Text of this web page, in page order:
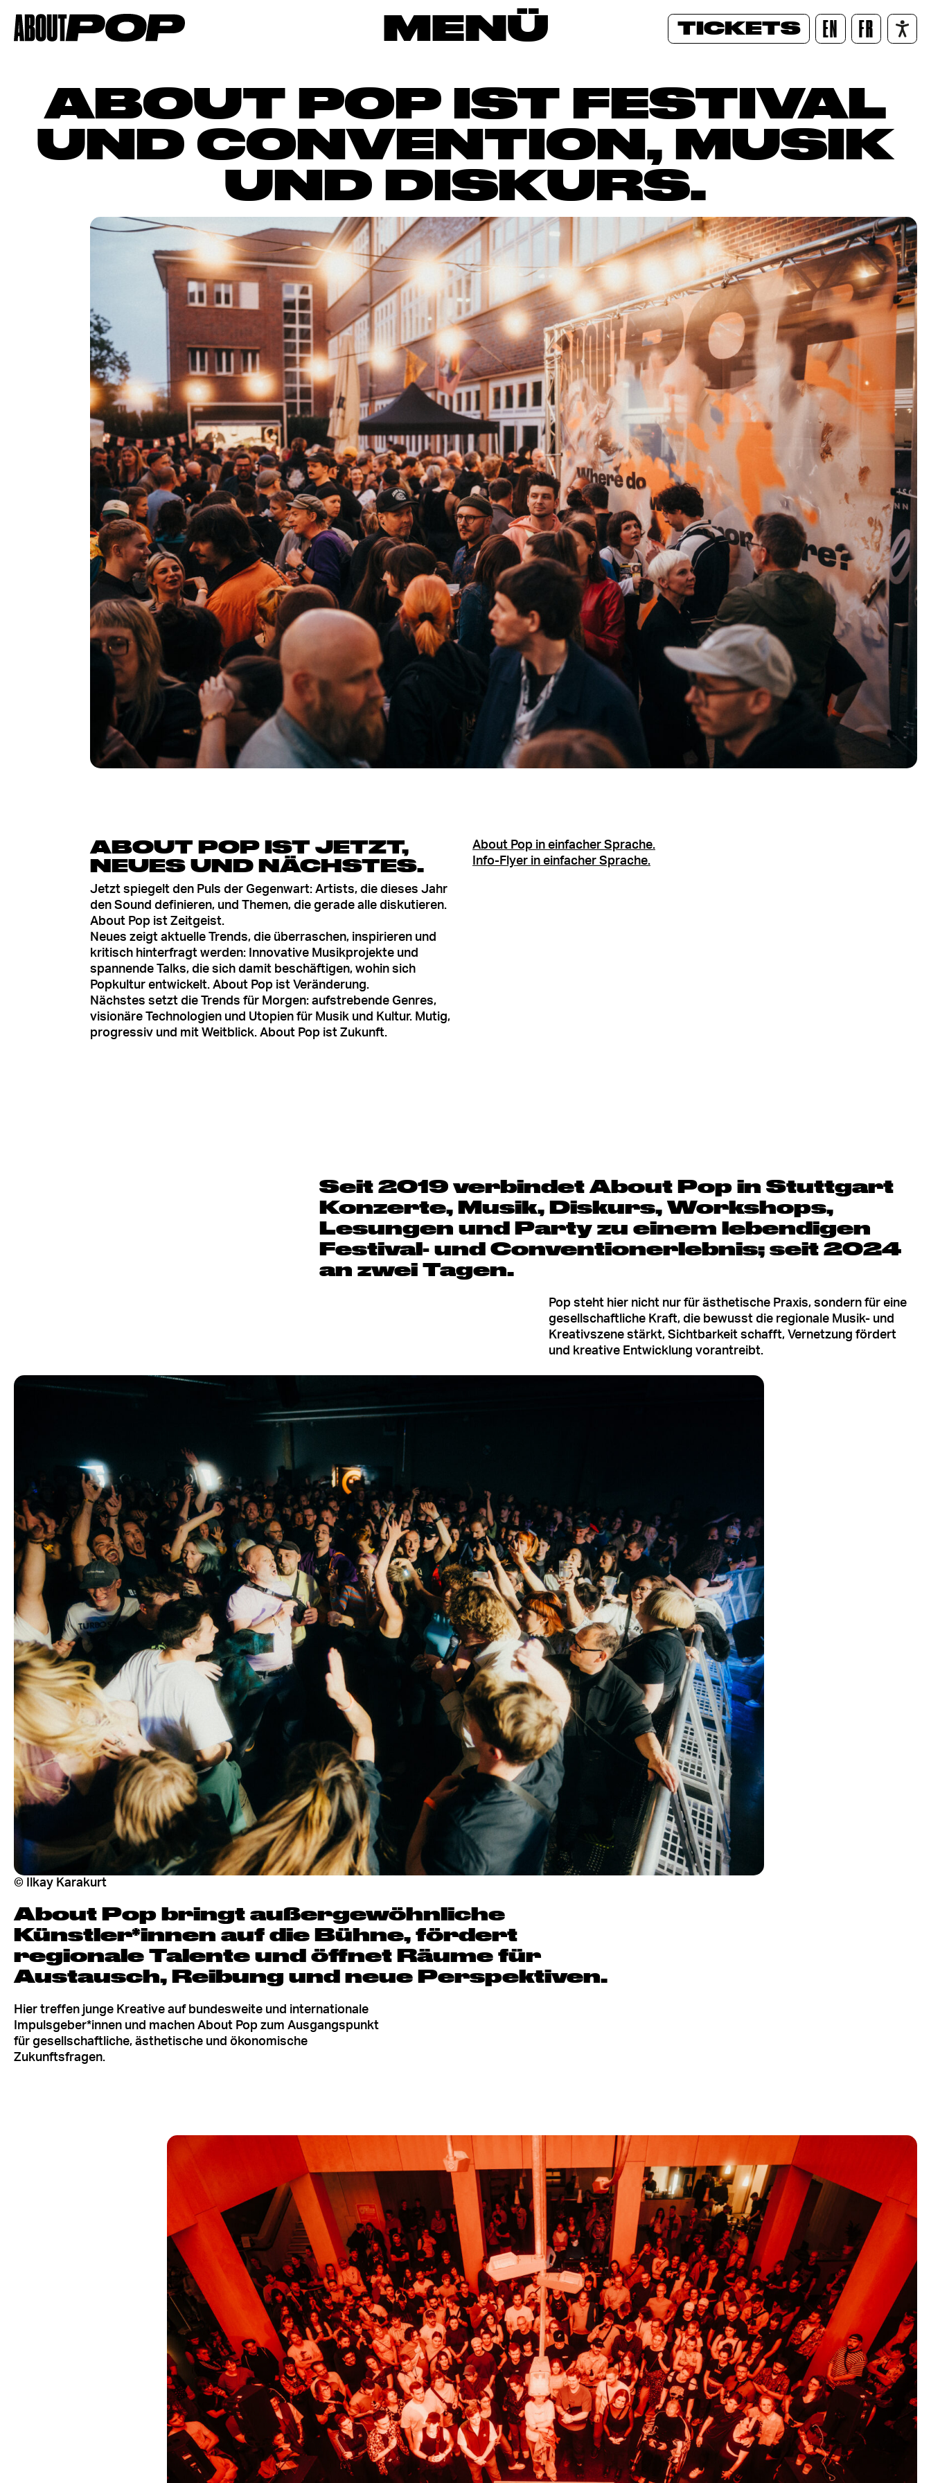
MENÜ TICKETS EN FR
ABOUT POP IST FESTIVAL
UND CONVENTION, MUSIK
UND DISKURS.
ABOUT POP IST JETZT,
NEUES UND NÄCHSTES.
Jetzt spiegelt den Puls der Gegenwart: Artists, die dieses Jahr
den Sound definieren, und Themen, die gerade alle diskutieren.
About Pop ist Zeitgeist.
Neues zeigt aktuelle Trends, die überraschen, inspirieren und
kritisch hinterfragt werden: Innovative Musikprojekte und
spannende Talks, die sich damit beschäftigen, wohin sich
Popkultur entwickelt. About Pop ist Veränderung.
Nächstes setzt die Trends für Morgen: aufstrebende Genres,
visionäre Technologien und Utopien für Musik und Kultur. Mutig,
progressiv und mit Weitblick. About Pop ist Zukunft.
About Pop in einfacher Sprache.
Info-Flyer in einfacher Sprache.
Seit 2019 verbindet About Pop in Stuttgart
Konzerte, Musik, Diskurs, Workshops,
Lesungen und Party zu einem lebendigen
Festival- und Conventionerlebnis; seit 2024
an zwei Tagen.
Pop steht hier nicht nur für ästhetische Praxis, sondern für eine
gesellschaftliche Kraft, die bewusst die regionale Musik- und
Kreativszene stärkt, Sichtbarkeit schafft, Vernetzung fördert
und kreative Entwicklung vorantreibt.
© Ilkay Karakurt
About Pop bringt außergewöhnliche
Künstler*innen auf die Bühne, fördert
regionale Talente und öffnet Räume für
Austausch, Reibung und neue Perspektiven.
Hier treffen junge Kreative auf bundesweite und internationale
Impulsgeber*innen und machen About Pop zum Ausgangspunkt
für gesellschaftliche, ästhetische und ökonomische
Zukunftsfragen.